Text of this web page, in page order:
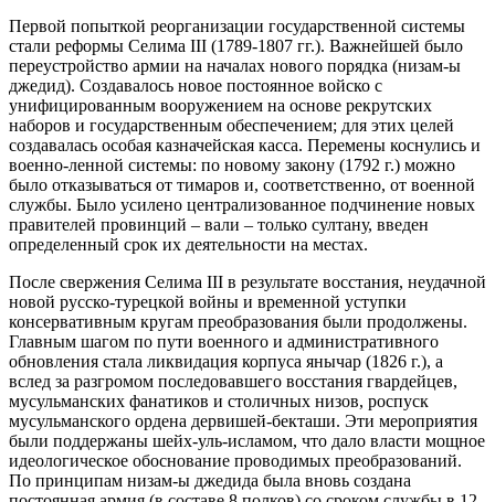
Первой попыткой реорганизации государственной системы
стали реформы Селима III (1789-1807 гг.). Важнейшей было
переустройство армии на началах нового порядка (низам-ы
джедид). Создавалось новое постоянное войско с
унифицированным вооружением на основе рекрутских
наборов и государственным обеспечением; для этих целей
создавалась особая казначейская касса. Перемены коснулись и
военно-ленной системы: по новому закону (1792 г.) можно
было отказываться от тимаров и, соответственно, от военной
службы. Было усилено централизованное подчинение новых
правителей провинций – вали – только султану, введен
определенный срок их деятельности на местах.
После свержения Селима III в результате восстания, неудачной
новой русско-турецкой войны и временной уступки
консервативным кругам преобразования были продолжены.
Главным шагом по пути военного и административного
обновления стала ликвидация корпуса янычар (1826 г.), а
вслед за разгромом последовавшего восстания гвардейцев,
мусульманских фанатиков и столичных низов, роспуск
мусульманского ордена дервишей-бекташи. Эти мероприятия
были поддержаны шейх-уль-исламом, что дало власти мощное
идеологическое обоснование проводимых преобразований.
По принципам низам-ы джедида была вновь создана